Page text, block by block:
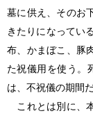
墓に供え、そのお
きたりになってい
布、かまぼこ、豚
た祝儀用を使う。
は、不祝儀の期間
これとは別に、